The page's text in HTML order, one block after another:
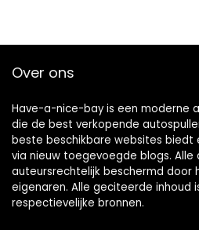
Over ons
Have-a-nice-bay is een moderne
die de best verkopende
beste beschikbare websites biedt
via nieuw toegevoegde blogs. Alle
auteursrechtelijk beschermd door
eigenaren. Alle geciteerde inhoud
respectievelijke bronnen.